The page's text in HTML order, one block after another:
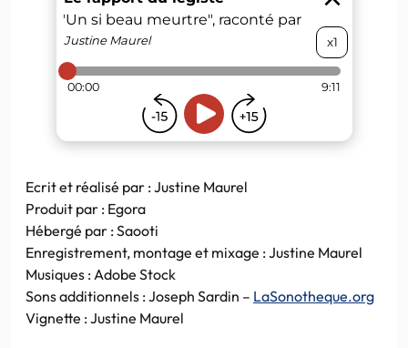
Ecrit et réalisé par :Justine Maurel
Produit par : Egora
Hébergé par : Saooti
Enregistrement, montage et mixage : Justine Maurel
Musiques : Adobe Stock
Sons additionnels : Joseph Sardin – LaSonotheque.org
Vignette : Justine Maurel